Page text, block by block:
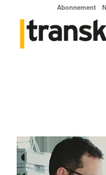
Abonnement